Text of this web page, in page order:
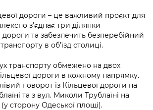
дороги – це важливий проєкт для
з’єднає три ділянки
дороги та забезпечить безперебійний
в об’їзд столиці.
транспорту обмежено на двох
дороги в кожному напрямку.
поворот із Кільцевої дороги на
та з вул. Миколи Трублаїні на
сторону Одеської площі).